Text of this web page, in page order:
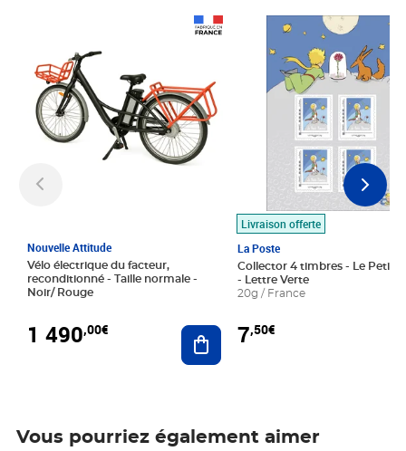
Nouvelle Attitude
Vélo électrique du facteur,
reconditionné - Taille normale -
Noir/ Rouge
1 490,00€ Ajouter au panier
Livraison offerte
La Poste
Collector 4 timbres - Le Petit
- Lettre Verte
20g / France
7,50€
Prix 7,50€
Vous pourriez également aimer